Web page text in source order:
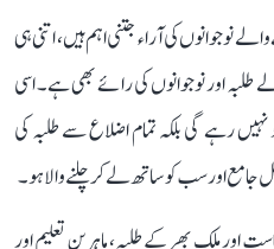
نوجوانوں کی آراء جتنی اہم ہیں، اتنی ہی
اور نوجوانوں کی رائے بھی ہے۔ اسی
رہے گی بلکہ تمام اضلاع سے طلبہ کی
اور سب کو ساتھ لے کر چلنے والا ہو۔
اور ملک بھر کے طلبہ، ماہرین تعلیم اور